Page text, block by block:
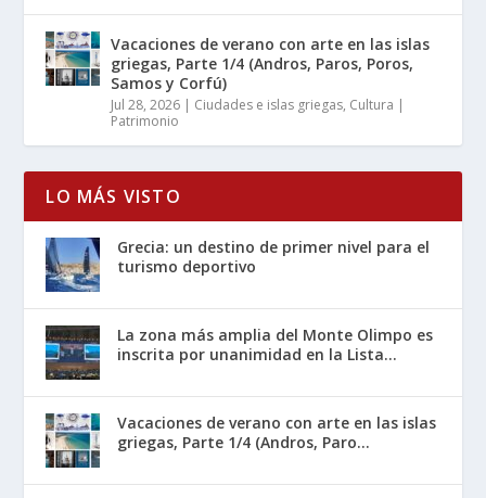
Vacaciones de verano con arte en las islas
griegas, Parte 1/4 (Andros, Paros, Poros,
Samos y Corfú)
Jul 28, 2026 | Ciudades e islas griegas, Cultura |
Patrimonio
LO MÁS VISTO
Grecia: un destino de primer nivel para el
turismo deportivo
La zona más amplia del Monte Olimpo es
inscrita por unanimidad en la Lista...
Vacaciones de verano con arte en las islas
griegas, Parte 1/4 (Andros, Paro...